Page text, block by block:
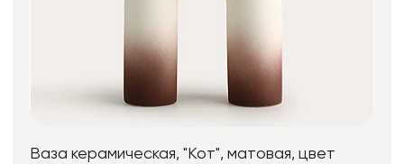
Ваза керамическая, "Кот", матовая, цвет